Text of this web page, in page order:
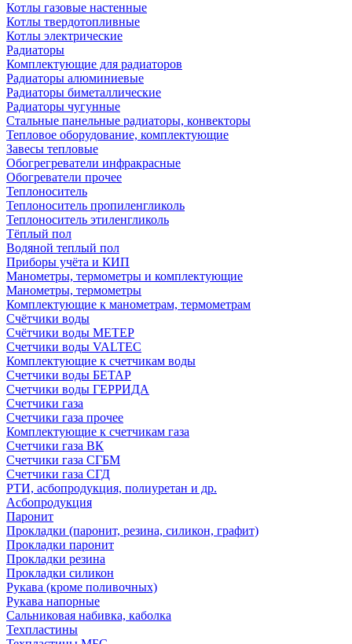
Котлы газовые настенные
Котлы твердотопливные
Котлы электрические
Радиаторы
Комплектующие для радиаторов
Радиаторы алюминиевые
Радиаторы биметаллические
Радиаторы чугунные
Стальные панельные радиаторы, конвекторы
Тепловое оборудование, комплектующие
Завесы тепловые
Обогрегреватели инфракрасные
Обогреватели прочее
Теплоноситель
Теплоноситель пропиленгликоль
Теплоноситель этиленгликоль
Тёплый пол
Водяной теплый пол
Приборы учёта и КИП
Манометры, термометры и комплектующие
Манометры, термометры
Комплектующие к манометрам, термометрам
Счётчики воды
Счётчики воды МЕТЕР
Счетчики воды VALTEC
Комплектующие к счетчикам воды
Счетчики воды БЕТАР
Счетчики воды ГЕРРИДА
Счетчики газа
Счетчики газа прочее
Комплектующие к счетчикам газа
Счетчики газа ВК
Счетчики газа СГБМ
Счетчики газа СГД
РТИ, асбопродукция, полиуретан и др.
Асбопродукция
Паронит
Прокладки (паронит, резина, силикон, графит)
Прокладки паронит
Прокладки резина
Прокладки силикон
Рукава (кроме поливочных)
Рукава напорные
Сальниковая набивка, каболка
Техпластины